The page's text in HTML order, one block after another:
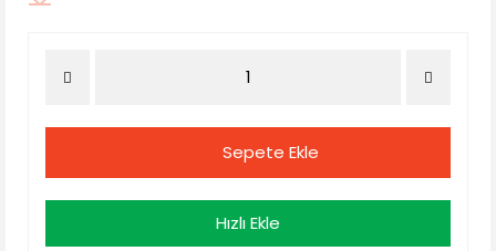
Sepete Ekle
Hızlı Ekle